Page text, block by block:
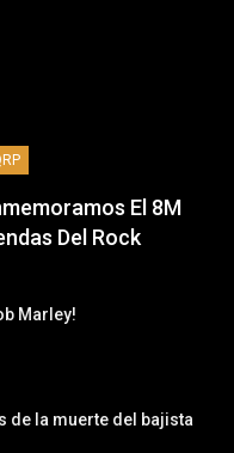
El 8M
Del Rock
Marley!
de la muerte del bajista